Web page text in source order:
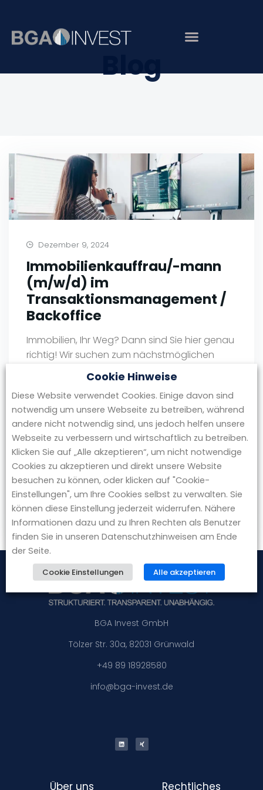
Blog
Dezember 9, 2024
Immobilienkauffrau/-mann
(m/w/d) im
Transaktionsmanagement /
Backoffice
Immobilien, Ihr Weg? Dann sind Sie hier genau
richtig! Wir suchen zum nächstmöglichen
Zeitpunkt eine/n Immobilienkauffrau/-mann
(m/w/d) im Transaktionsmanagement /
Backoffice Ihre Kenntnisse & Fähigkeiten Ihr
neuer JobSie unterstützen als vollwertiges
Mitglied in einem kleinen Team den
bundesweiten Vertrieb von
Wohnungsbeständen und gewerblichen
Liegenschaften: Wir bieten Ihnen Über BGA
Invest: Die BGA Invest ist ein …
by redaktion
BGA Invest GmbH
Tölzer Str. 30a, 82031 Grünwald
+49 89 18928580
info@bga-invest.de
Über uns Rechtliches
Cookie Hinweise
Diese Website verwendet Cookies. Einige davon sind
notwendig um unsere Webseite zu betreiben, während
andere nicht notwendig sind, uns jedoch helfen unsere
Webseite zu verbessern und wirtschaftlich zu betreiben.
Klicken Sie auf „Alle akzeptieren“, um nicht notwendige
Cookies zu akzeptieren und direkt unsere Website
besuchen zu können, oder klicken auf "Cookie-
Einstellungen", um Ihre Cookies selbst zu verwalten. Sie
können diese Einstellung jederzeit widerrufen. Nähere
Informationen dazu und zu Ihren Rechten als Benutzer
finden Sie in unseren Datenschutzhinweisen am Ende
der Seite.
Cookie Einstellungen Alle akzeptieren